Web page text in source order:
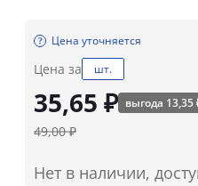
Цена уточняется
Цена за шт.
35,65 ₽ выгода 13,35
49,00 ₽
Нет в наличии,